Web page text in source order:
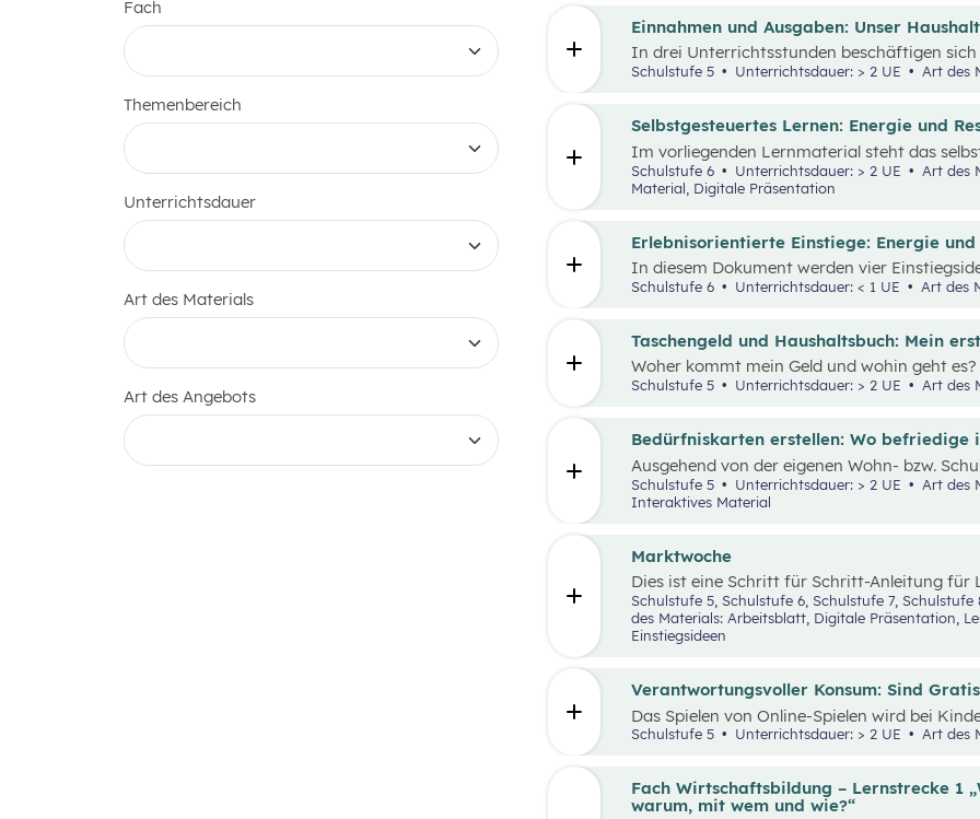
Fach
Themenbereich
Unterrichtsdauer
Art des Materials
Art des Angebots
Erlebnisorientierte Einstiege: Energie und
In diesem Dokument werden vier
„Nachhaltiger Umgang mit Energie und
Schulstufe 6 Unterrichtsdauer: < 1 UE Art des
Bedürfniskarten erstellen: Wo befriedige
Ausgehend von der eigenen Wohn- bzw.
Schüler:innen ihre Umgebung analysieren
(mit Scribble Maps) erstellen und so die im
Unternehmen.
Schulstufe 5 Unterrichtsdauer: > 2 UE
Interaktives Material
Taschengeld und Haushaltsbuch: Mein
Woher kommt mein Geld und wohin geht
wofür brauche ich es? Geld ist im Alltag
Schulstufe 5 Unterrichtsdauer: > 2 UE Art des
Verantwortungsvoller Konsum: Sind
Das Spielen von Online-Spielen wird bei
beliebter. Während Spielen viele Vorteile mit
aus zwei aufeinander aufbauenden Teilen
zwei Unterrichtseinheiten abgehandelt
Schulstufe 5 Unterrichtsdauer: > 2 UE Art des
Einnahmen und Ausgaben: Unser
In drei Unterrichtsstunden beschäftigen
Einnahmen und Ausgaben von Haushalten.
Schulstufe 5 Unterrichtsdauer: > 2 UE Art des
man mehr haben, als man sich leisten kann
Knappheit auf etwas verzichten. Konsum
Möglichkeit der Bedürfnisbefriedigung.
Selbstgesteuertes Lernen: Energie und
Im vorliegenden Lernmaterial steht das
Vordergrund. Es werden die wesentlichen
die Wirtschaft und unser Alltagsleben und
den Klimawandel beleuchtet.
Schulstufe 6 Unterrichtsdauer: > 2 UE
Material, Digitale Präsentation
Fach Wirtschaftsbildung – Lernstrecke 1
warum, mit wem und wie?“
Marktwoche
Dies ist eine Schritt für Schritt-Anleitung für
Jugendlichen ein echtes Verkaufserlebnis
(Was haben Jugendliche erfunden?) über
Design Thinking-Prozess
Preis berechnen ,
alles genau beschrieben. Tipps und Tricks
sind ebenfalls enthalten.
Schulstufe 5, Schulstufe 6, Schulstufe 7,
des Materials: Arbeitsblatt, Digitale Präsentation,
Einstiegsideen